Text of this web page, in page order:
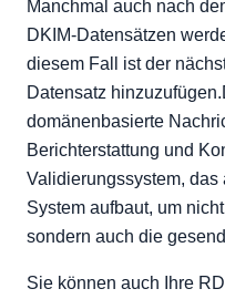
Manchmal auch nach
DKIM-Datensätzen
diesem Fall ist der
Datensatz
domänenbasierte
Berichterstattung und
Validierungssystem, das
System aufbaut, um
sondern auch die
Sie können auch Ihre